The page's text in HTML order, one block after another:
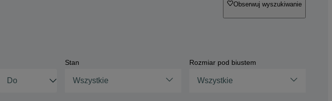
Obserwuj wyszukiwanie
Stan
Wszystkie
Rozmiar pod biustem
Wszystkie